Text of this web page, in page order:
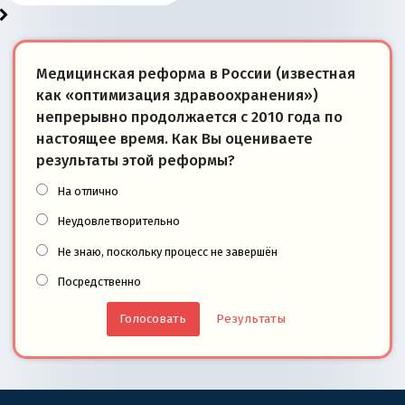
Медицинская реформа в России (известная
как «оптимизация здравоохранения»)
непрерывно продолжается с 2010 года по
настоящее время. Как Вы оцениваете
результаты этой реформы?
На отлично
Неудовлетворительно
Не знаю, поскольку процесс не завершён
Посредственно
Результаты